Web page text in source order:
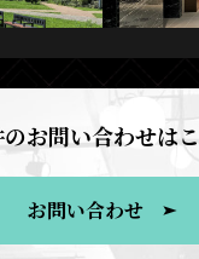
お問い合わせは
お問い合わせ